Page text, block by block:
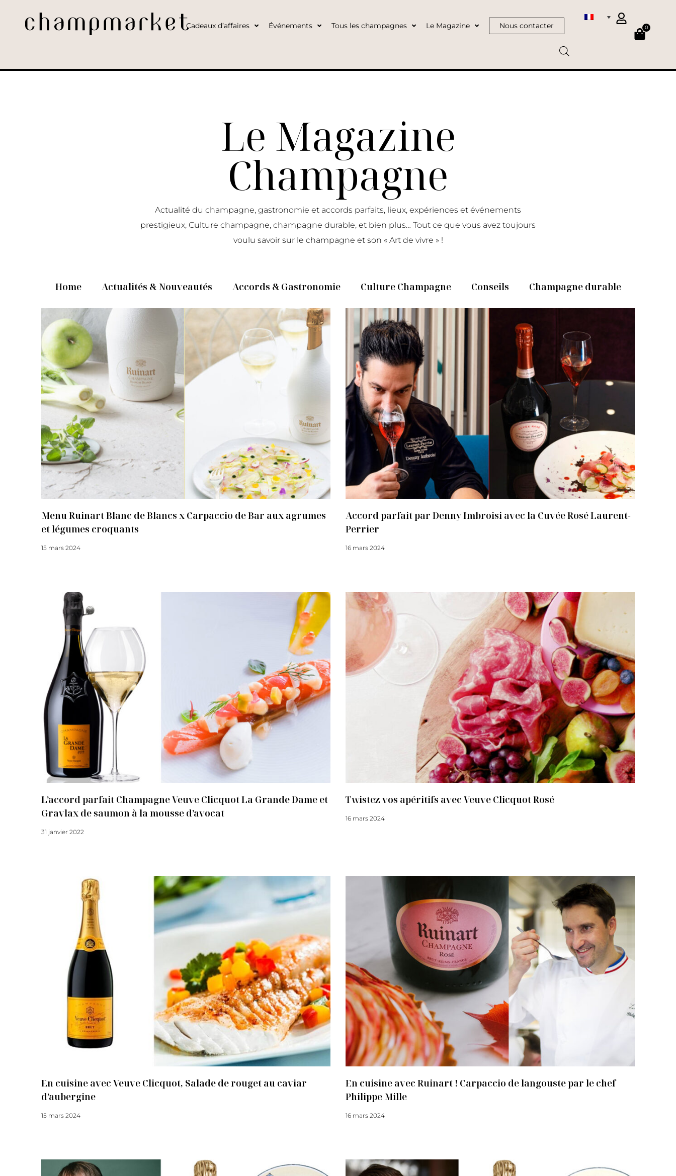
Cadeaux d’affaires Événements Tous les champagnes Le Magazine Nous contacter 0
Le Magazine
Champagne
Actualité du champagne, gastronomie et accords parfaits, lieux, expériences et événements
prestigieux, Culture champagne, champagne durable, et bien plus… Tout ce que vous avez toujours
voulu savoir sur le champagne et son « Art de vivre » !
Home Actualités & Nouveautés Accords & Gastronomie Culture Champagne Conseils Champagne durable
Menu Ruinart Blanc de Blancs x Carpaccio de Bar aux agrumes
et légumes croquants
15 mars 2024
Accord parfait par Denny Imbroisi avec la Cuvée Rosé Laurent-
Perrier
16 mars 2024
L’accord parfait Champagne Veuve Clicquot La Grande Dame et
Gravlax de saumon à la mousse d’avocat
31 janvier 2022
Twistez vos apéritifs avec Veuve Clicquot Rosé
16 mars 2024
En cuisine avec Veuve Clicquot, Salade de rouget au caviar
d’aubergine
15 mars 2024
En cuisine avec Ruinart ! Carpaccio de langouste par le chef
Philippe Mille
16 mars 2024